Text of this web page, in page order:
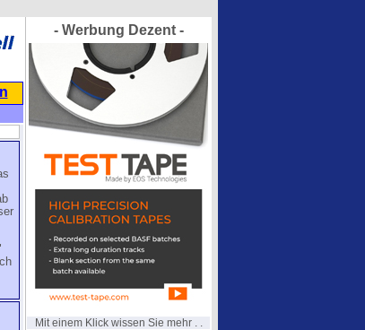
- Werbung Dezent -
Mit einem Klick wissen Sie mehr . .